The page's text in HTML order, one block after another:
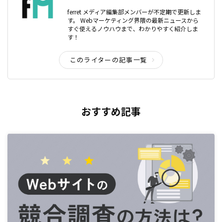
ferret メディア編集部メンバーが不定期で更新しま
す。 Webマーケティング界隈の最新ニュースから
すぐ使えるノウハウまで、わかりやすく紹介しま
す！
このライターの記事一覧
おすすめ記事